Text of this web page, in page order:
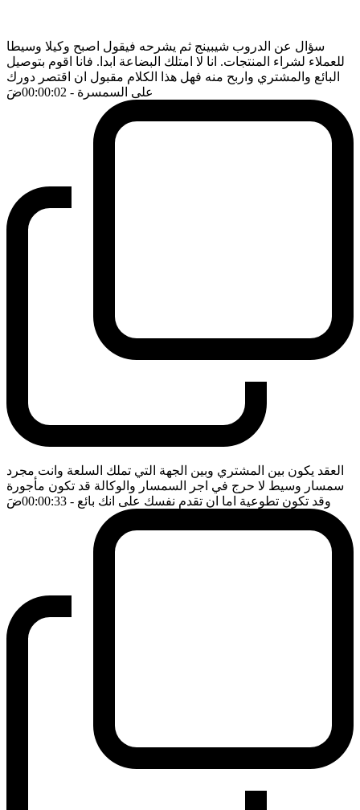
سؤال عن الدروب شيبينج ثم يشرحه فيقول اصبح وكيلا وسيطا
للعملاء لشراء المنتجات. انا لا امتلك البضاعة ابدا. فانا اقوم بتوصيل
البائع والمشتري واربح منه فهل هذا الكلام مقبول ان اقتصر دورك
على السمسرة - 00:00:02 ضَ
العقد يكون بين المشتري وبين الجهة التي تملك السلعة وانت مجرد
سمسار وسيط لا حرج في اجر السمسار والوكالة قد تكون مأجورة
وقد تكون تطوعية اما ان تقدم نفسك على انك بائع - 00:00:33 ضَ